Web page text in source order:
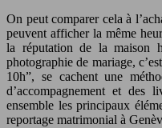
On peut comparer cela à
peuvent afficher la même
la réputation de la maison
photographie de mariage,
10h”, se cachent une
d’accompagnement et des
ensemble les principaux
reportage matrimonial à